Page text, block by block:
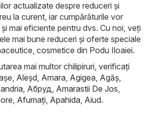
actualizate despre reduceri și
la curent, iar cumpărăturile vor
mai eficiente pentru dvs. Cu noi, veți
mai bune reduceri și oferte speciale
cosmetice din Podu Iloaiei.
mai multor chilipiruri, verificați
Aleşd, Amara, Agigea, Agăş,
, Абруд, Amarastii De Jos,
, Afumaţi, Apahida, Aiud.